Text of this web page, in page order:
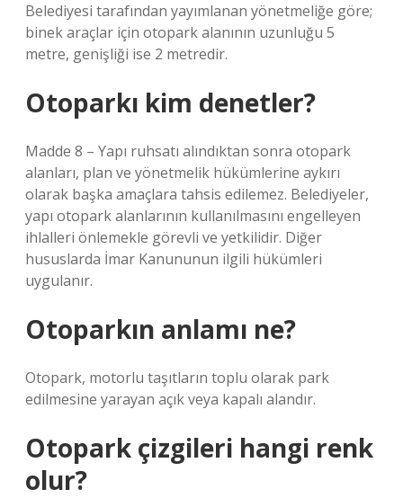
Belediyesi tarafından yayımlanan yönetmeliğe göre;
binek araçlar için otopark alanının uzunluğu 5
metre, genişliği ise 2 metredir.
Otoparkı kim denetler?
Madde 8 – Yapı ruhsatı alındıktan sonra otopark
alanları, plan ve yönetmelik hükümlerine aykırı
olarak başka amaçlara tahsis edilemez. Belediyeler,
yapı otopark alanlarının kullanılmasını engelleyen
ihlalleri önlemekle görevli ve yetkilidir. Diğer
hususlarda İmar Kanununun ilgili hükümleri
uygulanır.
Otoparkın anlamı ne?
Otopark, motorlu taşıtların toplu olarak park
edilmesine yarayan açık veya kapalı alandır.
Otopark çizgileri hangi renk
olur?